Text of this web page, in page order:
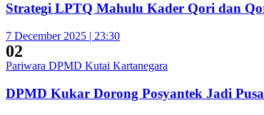
Strategi LPTQ Mahulu Kader Qori dan
7 December 2025 | 23:30
02
Pariwara DPMD Kutai Kartanegara
DPMD Kukar Dorong Posyantek Jadi